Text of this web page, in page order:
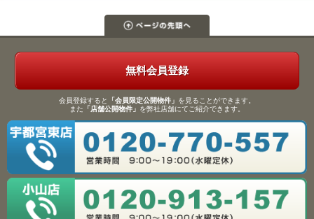
無料会員登録
会員登録すると 「会員限定公開物件」 を見ることができます。
また 「店舗公開物件」 を弊社店舗にてご紹介できます。